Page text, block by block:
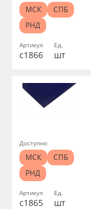
Артикул
с1866
Ед.
шт
МСК
СПБ
РНД
Артикул
с1865
Ед.
шт
Доступно
МСК
СПБ
РНД